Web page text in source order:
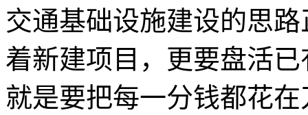
交通基础设施建设的思
着新建项目，更要盘活
就是要把每一分钱都花